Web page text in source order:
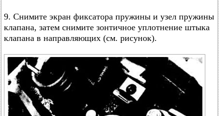
9. Снимите экран фиксатора пружины и узел пружины
клапана, затем снимите зонтичное уплотнение штыка
клапана в направляющих (см. рисунок).